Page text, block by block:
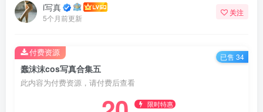
i写真
5个月前更新
关注
蠢沫沫cos写真合集五
此内容为付费资源，请付费后查看
限时特惠
付费资源 已售 34